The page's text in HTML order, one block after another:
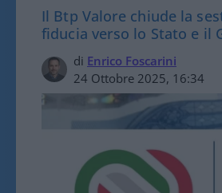
Il Btp Valore chiude la
fiducia verso lo Stato e il
di Enrico Foscarini
24 Ottobre 2025, 16:34